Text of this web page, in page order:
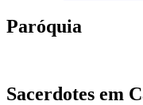
Paróquia
Sacerdotes em